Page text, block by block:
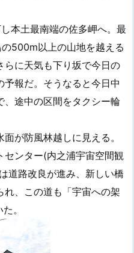
本土最南端の佐多岬へ。最
500m以上の山地を越える
らに天気も下り坂で今日の
報だ。そうなると今日中
、途中の区間をタクシー輪
が防風林越しに見える。
センター(内之浦宇宙空間観
道路改良が進み、新しい橋
れ、この道も「宇宙への架
。